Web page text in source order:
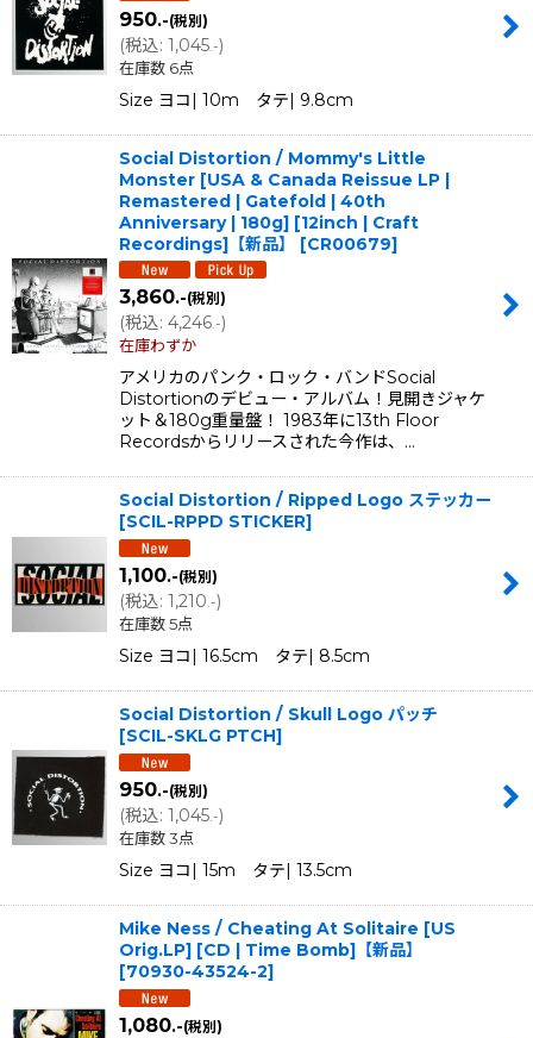
950.-(税別)
(税込: 1,045 .-)
在庫数 6点
Size ヨコ| 10m タテ| 9.8cm
Social Distortion / Mommy's Little
Monster [USA & Canada Reissue LP |
Remastered | Gatefold | 40th
Anniversary | 180g] [12inch | Craft
Recordings]【新品】
[CR00679]
3,860.-(税別)
(税込: 4,246.-)
在庫わずか
アメリカのパンク・ロック・バンドSocial
Distortionのデビュー・アルバム！見開きジャケ
ット＆180g重量盤！ 1983年に13th Floor
Recordsからリリースされた今作は、…
Social Distortion / Ripped Logo ステッカー
[SCIL-RPPD STICKER]
1,100.-(税別)
(税込: 1,210.-)
在庫数 5点
Size ヨコ| 16.5cm タテ| 8.5cm
Social Distortion / Skull Logo パッチ
[SCIL-SKLG PTCH]
950.-(税別)
(税込: 1,045 .-)
在庫数 3点
Size ヨコ| 15m タテ| 13.5cm
Mike Ness / Cheating At Solitaire [US
Orig.LP] [CD | Time Bomb]【新品】
[70930-43524-2]
1,080.-(税別)